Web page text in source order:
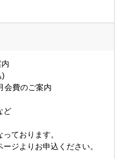
)
費のご案内
ど
ております。
ジよりお申込ください。